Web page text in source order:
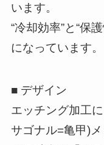
います。
“冷却効率”と“保
になっています。
■ デザイン
エッチング加工
サゴナル=亀甲)